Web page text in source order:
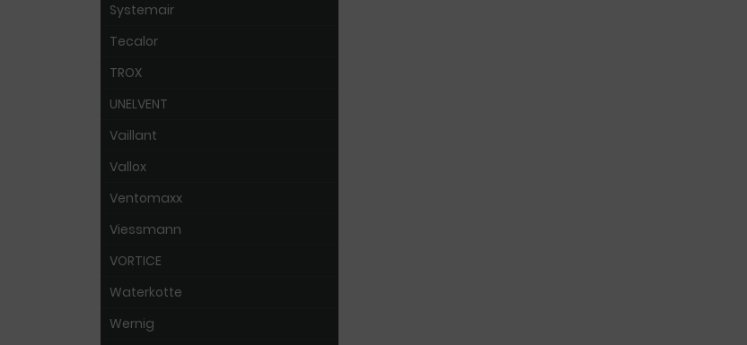
Systemair
Tecalor
TROX
UNELVENT
Vaillant
Vallox
Ventomaxx
Viessmann
VORTICE
Waterkotte
Wernig